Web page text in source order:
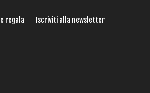
regala
Iscriviti alla newsletter